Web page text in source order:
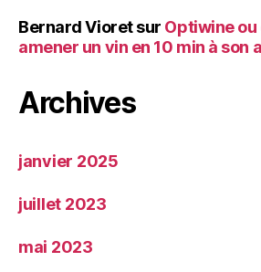
Bernard Vioretsur Optiwine
amener un vin en 10 min à son
Archives
janvier 2025
juillet 2023
mai 2023